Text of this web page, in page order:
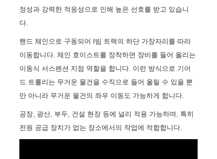
정성과 강력한 적응성으로 인해 높은 선호를 받고 있습니
다.
핸드 체인으로 구동되어 I빔 트랙의 하단 가장자리를 따라
이동합니다. 체인 호이스트를 장착하면 장비를 들어 올리는
이동식 서스펜션 지점 역할을 합니다. 이런 방식으로 기어
드 트롤리는 무거운 물건을 수직으로 들어 올릴 수 있을 뿐
만 아니라 무거운 물건의 좌우 이동도 가능하게 합니다.
공장, 광산, 부두, 건설 현장 등에 널리 적용 가능하며, 특히
전원 공급 장치가 없는 장소에서의 작업에 적합합니다.